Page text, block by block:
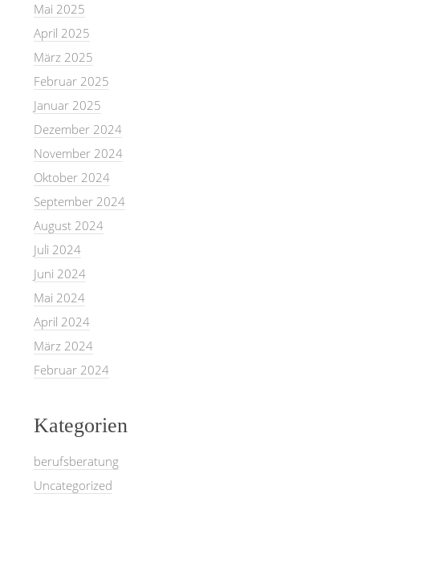
Mai 2025
April 2025
März 2025
Februar 2025
Januar 2025
Dezember 2024
November 2024
Oktober 2024
September 2024
August 2024
Juli 2024
Juni 2024
Mai 2024
April 2024
März 2024
Februar 2024
Kategorien
berufsberatung
Uncategorized